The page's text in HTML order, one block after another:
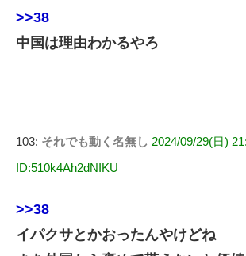
>>38
中国は理由わかるやろ
103: それでも動く名無し 2024/09/29(日)
ID:510k4Ah2dNIKU
>>38
イパクサとかおったんやけどね